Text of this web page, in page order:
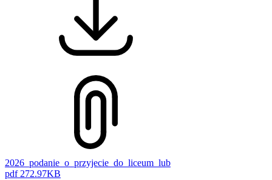
2026_podanie_o_przyjecie_do_liceum_lub
pdf 272.97KB